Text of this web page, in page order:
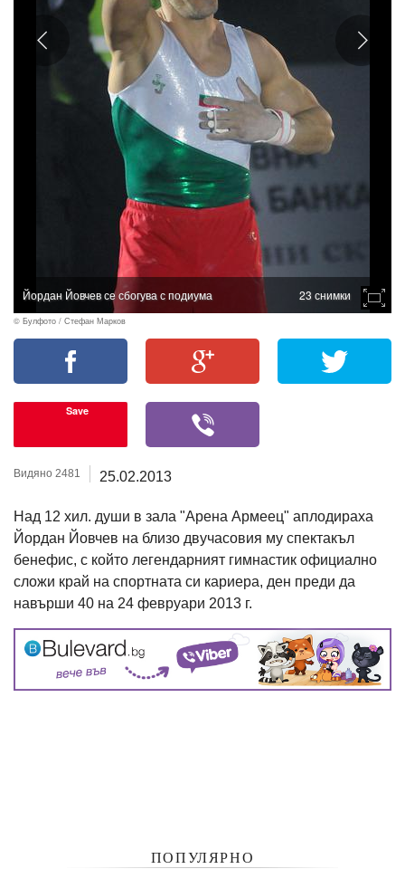
Йордан Йовчев се сбогува с подиума 23 снимки
© Булфото / Стефан Марков
Save
Видяно 2481 25.02.2013
Над 12 хил. души в зала "Арена Армеец" аплодираха
Йордан Йовчев на близо двучасовия му спектакъл
бенефис, с който легендарният гимнастик официално
сложи край на спортната си кариера, ден преди да
навърши 40 на 24 февруари 2013 г.
ПОПУЛЯРНО